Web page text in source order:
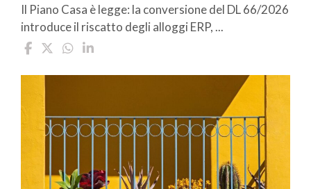
Il Piano Casa è legge: la conversione del DL 66/2026
introduce il riscatto degli alloggi ERP, ...